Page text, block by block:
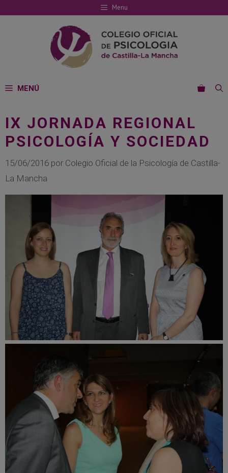
al
Menu
MENÚ
IX JORNADA REGIONAL
PSICOLOGÍA Y SOCIEDAD
15/06/2016 por Colegio Oficial de la Psicología de Castilla-
La Mancha